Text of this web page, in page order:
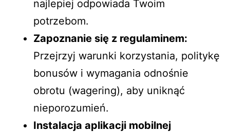
najlepiej odpowiada Twoim
potrzebom.
Zapoznanie się z regulaminem:
Przejrzyj warunki korzystania, politykę
bonusów i wymagania odnośnie
obrotu (wagering), aby uniknąć
nieporozumień.
Instalacja aplikacji mobilnej